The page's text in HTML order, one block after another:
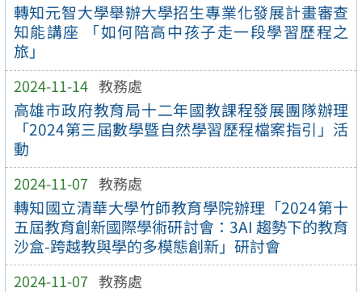
轉知元智大學舉辦大學招生專業化發展計畫審查
知能講座 「如何陪高中孩子走一段學習歷程之
旅」
2024-11-14 教務處
高雄市政府教育局十二年國教課程發展團隊辦理
「2024第三屆數學暨自然學習歷程檔案指引」活
動
2024-11-07 教務處
轉知國立清華大學竹師教育學院辦理「2024第十
五屆教育創新國際學術研討會：3AI 趨勢下的教育
沙盒-跨越教與學的多模態創新」研討會
2024-11-07 教務處